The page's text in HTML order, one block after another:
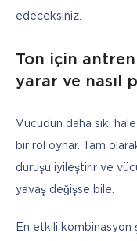
edeceksiniz.
Ton için
yarar ve nasıl
Vücudun daha sıkı
bir rol oynar. Tam
duruşu iyileştirir ve
yavaş değişse bile.
En etkili kombinasyon